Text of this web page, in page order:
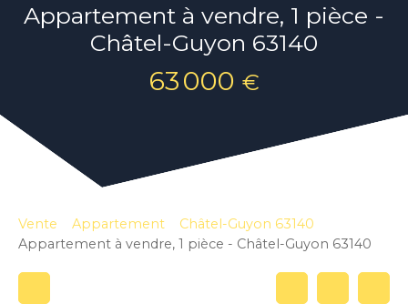
Appartement à vendre, 1 pièce -
Châtel-Guyon 63140
63 000 €
Vente Appartement
Châtel-Guyon 63140
Appartement à vendre, 1 pièce - Châtel-Guyon 63140